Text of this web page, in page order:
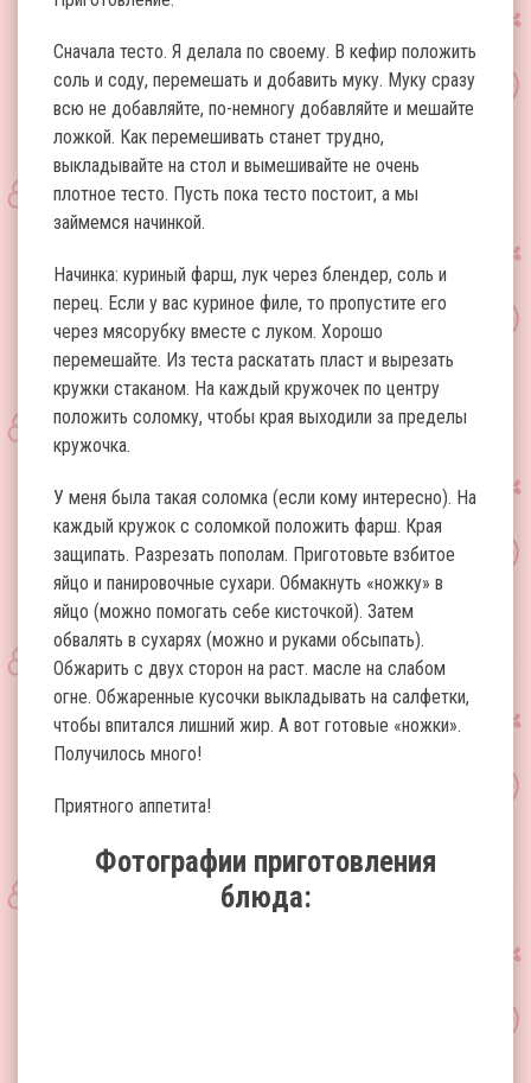
Сначала тесто. Я делала по своему. В кефир положить
соль и соду, перемешать и добавить муку. Муку сразу
всю не добавляйте, по-немногу добавляйте и мешайте
ложкой. Как перемешивать станет трудно,
выкладывайте на стол и вымешивайте не очень
плотное тесто. Пусть пока тесто постоит, а мы
займемся начинкой.
Начинка: куриный фарш, лук через блендер, соль и
перец. Если у вас куриное филе, то пропустите его
через мясорубку вместе с луком. Хорошо
перемешайте. Из теста раскатать пласт и вырезать
кружки стаканом. На каждый кружочек по центру
положить соломку, чтобы края выходили за пределы
кружочка.
У меня была такая соломка (если кому интересно). На
каждый кружок с соломкой положить фарш. Края
защипать. Разрезать пополам. Приготовьте взбитое
яйцо и панировочные сухари. Обмакнуть «ножку» в
яйцо (можно помогать себе кисточкой). Затем
обвалять в сухарях (можно и руками обсыпать).
Обжарить с двух сторон на раст. масле на слабом
огне. Обжаренные кусочки выкладывать на салфетки,
чтобы впитался лишний жир. А вот готовые «ножки».
Получилось много!
Приятного аппетита!
Фотографии приготовления
блюда: